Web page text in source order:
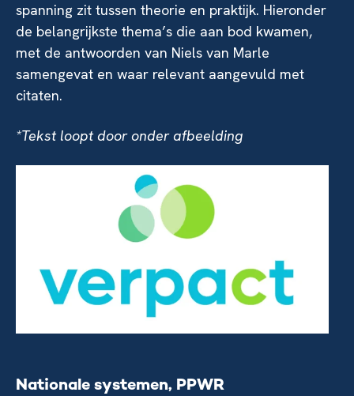
spanning zit tussen theorie en praktijk. Hieronder
de belangrijkste thema’s die aan bod kwamen,
met de antwoorden van Niels van Marle
samengevat en waar relevant aangevuld met
citaten.
*Tekst loopt door onder afbeelding
Nationale systemen, PPWR